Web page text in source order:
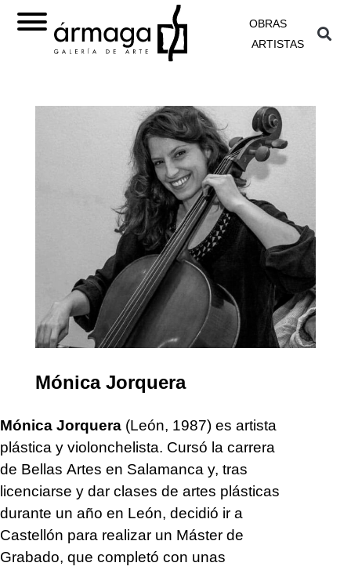
OBRAS
ARTISTAS
Mónica Jorquera
Mónica Jorquera (León, 1987) es artista
plástica y violonchelista. Cursó la carrera
de Bellas Artes en Salamanca y, tras
licenciarse y dar clases de artes plásticas
durante un año en León, decidió ir a
Castellón para realizar un Máster de
Grabado, que completó con unas